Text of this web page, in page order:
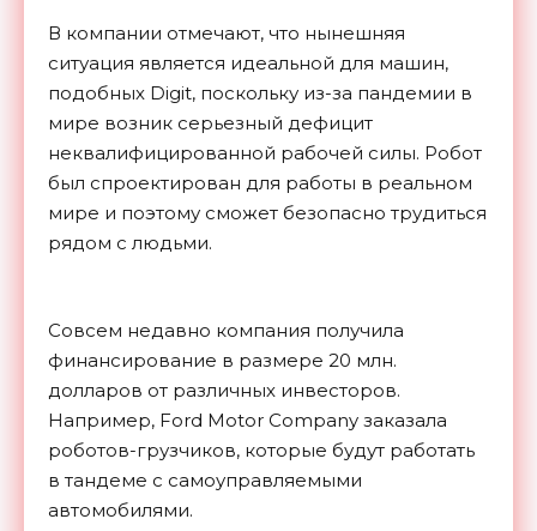
В компании отмечают, что нынешняя
ситуация является идеальной для машин,
подобных Digit, поскольку из-за пандемии в
мире возник серьезный дефицит
неквалифицированной рабочей силы. Робот
был спроектирован для работы в реальном
мире и поэтому сможет безопасно трудиться
рядом с людьми.
Совсем недавно компания получила
финансирование в размере 20 млн.
долларов от различных инвесторов.
Например, Ford Motor Company заказала
роботов-грузчиков, которые будут работать
в тандеме с самоуправляемыми
автомобилями.